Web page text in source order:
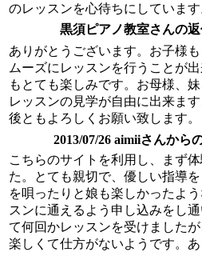
のレッスンを心待ちにしています
黒須ピアノ教室さんの
ありがとうございます。お子様
ムーズにレッスンを行うことが
もとても楽しみです。お母様、
レッスンの見学が自由に出来ま
後ともよろしくお願い致します。
2013/07/26 aimiiさんから
こちらのサイトを利用し、まず
た。とても親切で、優しい指導
を唄ったりと娘も楽しかったよ
スンに通えるよう申し込みをし
て何回かレッスンを受けました
楽しくて仕方がないようです。あ